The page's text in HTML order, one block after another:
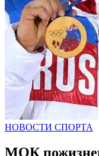
НОВОСТИ СПОРТА
МОК